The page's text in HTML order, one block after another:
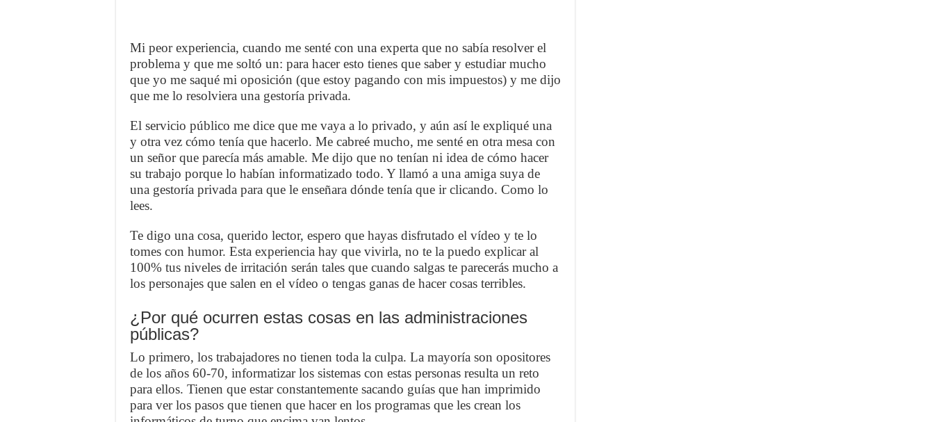
Mi peor experiencia, cuando me senté con una experta que no sabía resolver el
problema y que me soltó un: para hacer esto tienes que saber y estudiar mucho
que yo me saqué mi oposición (que estoy pagando con mis impuestos) y me dijo
que me lo resolviera una gestoría privada.
El servicio público me dice que me vaya a lo privado, y aún así le expliqué una
y otra vez cómo tenía que hacerlo. Me cabreé mucho, me senté en otra mesa con
un señor que parecía más amable. Me dijo que no tenían ni idea de cómo hacer
su trabajo porque lo habían informatizado todo. Y llamó a una amiga suya de
una gestoría privada para que le enseñara dónde tenía que ir clicando. Como lo
lees.
Te digo una cosa, querido lector, espero que hayas disfrutado el vídeo y te lo
tomes con humor. Esta experiencia hay que vivirla, no te la puedo explicar al
100% tus niveles de irritación serán tales que cuando salgas te parecerás mucho a
los personajes que salen en el vídeo o tengas ganas de hacer cosas terribles.
¿Por qué ocurren estas cosas en las administraciones
públicas?
Lo primero, los trabajadores no tienen toda la culpa. La mayoría son opositores
de los años 60-70, informatizar los sistemas con estas personas resulta un reto
para ellos. Tienen que estar constantemente sacando guías que han imprimido
para ver los pasos que tienen que hacer en los programas que les crean los